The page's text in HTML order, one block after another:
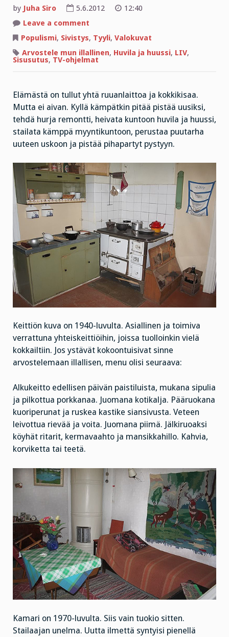
by Juha Siro 5.6.2012
12:40
Leave a comment
me
ennen
osattiin
kokata?
Populismi, Sivistys, Tyyli, Valokuvat
Arvostele mun illallinen, Huvila ja huussi, LIV,
Sisusutus, TV-ohjelmat
Elämästä on tullut yhtä ruuanlaittoa ja kokkikisaa.
Mutta ei aivan. Kyllä kämpätkin pitää pistää uusiksi,
tehdä hurja remontti, heivata kuntoon huvila ja huussi,
stailata kämppä myyntikuntoon, perustaa puutarha
uuteen uskoon ja pistää pihapartyt pystyyn.
Keittiön kuva on 1940-luvulta. Asiallinen ja toimiva
verrattuna yhteiskeittiöihin, joissa tuolloinkin vielä
kokkailtiin. Jos ystävät kokoontuisivat sinne
arvostelemaan illallisen, menu olisi seuraava:
Alkukeitto edellisen päivän paistiluista, mukana sipulia
ja pilkottua porkkanaa. Juomana kotikalja. Pääruokana
kuoriperunat ja ruskea kastike siansivusta. Veteen
leivottua rievää ja voita. Juomana piimä. Jälkiruoaksi
köyhät ritarit, kermavaahto ja mansikkahillo. Kahvia,
korviketta tai teetä.
Kamari on 1970-luvulta. Siis vain tuokio sitten.
Stailaajan unelma. Uutta ilmettä syntyisi pienellä